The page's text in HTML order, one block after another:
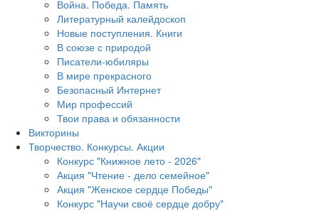
Война. Победа. Память
Литературный калейдоскоп
Новые поступления. Книги
В союзе с природой
Писатели-юбиляры
В мире прекрасного
Безопасный Интернет
Мир профессий
Твои права и обязанности
Викторины
Творчество. Конкурсы. Акции
Конкурс "Книжное лето - 2026"
Акция "Чтение - дело семейное"
Акция "Женское сердце Победы"
Конкурс "Научи своё сердце добру"